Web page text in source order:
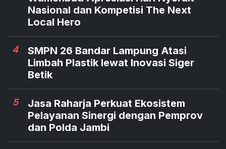
Nasional dan Kompetisi The Next
Local Hero
4
SMPN 26 Bandar Lampung Atasi
Limbah Plastik lewat Inovasi Siger
Betik
5
Jasa Raharja Perkuat Ekosistem
Pelayanan Sinergi dengan Pemprov
dan Polda Jambi